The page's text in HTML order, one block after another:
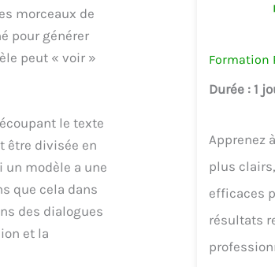
morceaux de
pour générer
peut « voir »
le texte
être divisée en
un modèle a une
que cela dans
des dialogues
et la
Formation
Durée : 1
Apprenez
plus
efficaces
résultats